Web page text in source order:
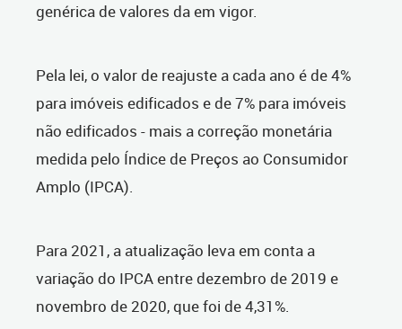
genérica de valores da em vigor.
Pela lei, o valor de reajuste a cada ano é de 4%
para imóveis edificados e de 7% para imóveis
não edificados - mais a correção monetária
medida pelo Índice de Preços ao Consumidor
Amplo (IPCA).
Para 2021, a atualização leva em conta a
variação do IPCA entre dezembro de 2019 e
novembro de 2020, que foi de 4,31%.